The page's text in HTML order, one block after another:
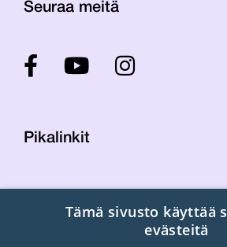
Seuraa meitä
Pikalinkit
Laskutustiedot
Tämä sivusto käyttää
evästeitä